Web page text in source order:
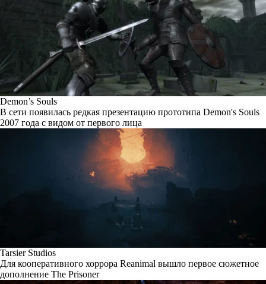
Demon’s Souls
В сети появилась редкая презентацию прототипа Demon's Souls
2007 года с видом от первого лица
Tarsier Studios
Для кооперативного хоррора Reanimal вышло первое сюжетное
дополнение The Prisoner